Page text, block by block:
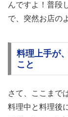
んですよ！普段
で、突然お店の
料理上手が
こと
さて、ここまで
料理中と料理後